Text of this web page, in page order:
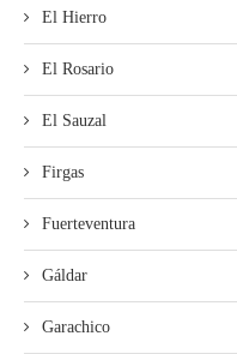
El Hierro
El Rosario
El Sauzal
Firgas
Fuerteventura
Gáldar
Garachico